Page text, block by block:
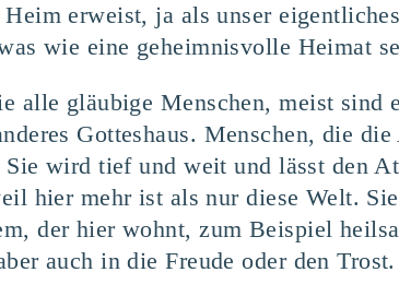
erweist, ja als unser
wie eine geheimnisvolle Heimat
alle gläubige Menschen, meist
Gotteshaus. Menschen, die
wird tief und weit und lässt den
hier mehr ist als nur diese Welt.
der hier wohnt, zum Beispiel
auch in die Freude oder den Trost.